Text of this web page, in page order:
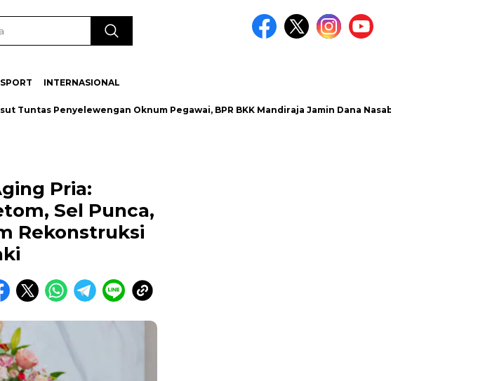
SPORT INTERNASIONAL
Penyelewengan Oknum Pegawai, BPR BKK Mandiraja Jamin Dana Nasabah Aman
Pria:
Sel Punca,
Rekonstruksi